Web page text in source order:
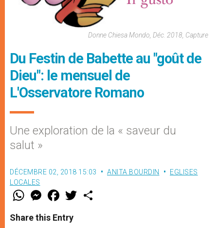
Donne Chiesa Mondo, Déc. 2018, Capture
Du Festin de Babette au "goût de
Dieu": le mensuel de
L'Osservatore Romano
Une exploration de la « saveur du
salut »
DÉCEMBRE 02, 2018 15:03 ANITA BOURDIN
EGLISES
LOCALES
W
t
s
M
e
s
e
F
a
e
b
w
Share this Entry